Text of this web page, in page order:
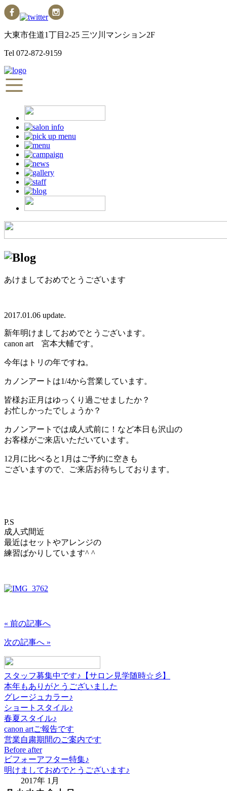
大東市住道1丁目2-25 三ツ川マンション2F
Tel 072-872-9159
あけましておめでとうございます
2017.01.06 update.
新年明けましておめでとうございます。
canon art 宮本大輔です。
今年はトリの年ですね。
カノンアートは1/4から営業しています。
皆様お正月はゆっくり過ごせましたか？
お忙しかったでしょうか？
カノンアートでは成人式前に！など本日も沢山の
お客様がご来店いただいています。
12月に比べると1月はご予約に空きも
ございますので、ご来店お待ちしております。
P.S
成人式間近
最近はセットやアレンジの
練習ばかりしています^ ^
« 前の記事へ
次の記事へ »
スタッフ募集中です♪【サロン見学随時☆彡】
本年もありがとうございました
グレージュカラー♪
ショートスタイル♪
春夏スタイル♪
canon artご報告です
営業自粛期間のご案内です
Before after
ビフォーアフター特集♪
明けましておめでとうございます♪
2017年 1月